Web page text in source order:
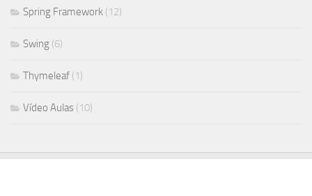
Spring Framework (12)
Swing (6)
Thymeleaf (1)
Vídeo Aulas (10)